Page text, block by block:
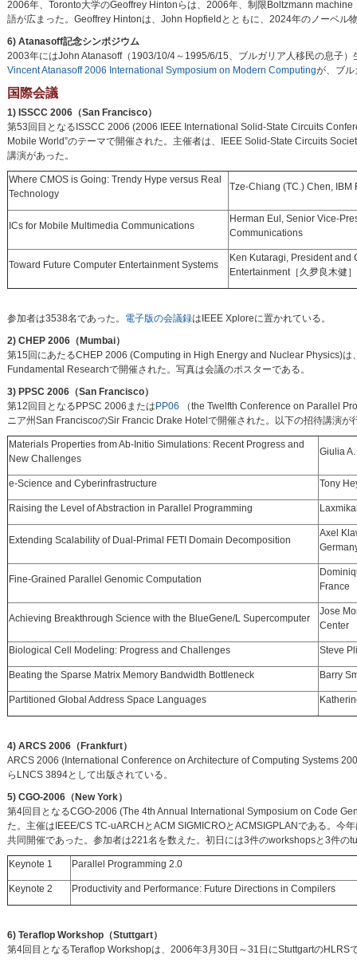
2006年、Toronto大学のGeoffrey Hintonらは、2006年、制限Boltzmann
語が広まった。Geoffrey Hintonは、John Hopfieldとともに、2024年のノーベル
6) Atanasoff記念シンポジウム
2003年にはJohn Atanasoff（1903/10/4～1995/6/15、ブルガリア人移民の息子
Vincent Atanasoff 2006 International Symposium on Modern Computingが、ブ
国際会議
1) ISSCC 2006（San Francisco）
第53回目となるISSCC 2006 (2006 IEEE International Solid-State Circuits
Mobile World”のテーマで開催された。主催者は、IEEE Solid-State Circuits
講演があった。
Where CMOS is Going: Trendy Hype versus Real
Technology
Tze-Chiang (TC.) Chen, IBM
ICs for Mobile Multimedia Communications
Herman Eul, Senior Vice-
Communications
Toward Future Computer Entertainment Systems
Ken Kutaragi, President and
Entertainment［久夛良木健］
参加者は3538名であった。 電子版の会議録はIEEE Xploreに置かれている。
2) CHEP 2006（Mumbai）
第15回にあたるCHEP 2006 (Computing in High Energy and Nuclear Physics)
Fundamental Researchで開催された。写真は会議のポスターである。
3) PPSC 2006（San Francisco）
第12回目となるPPSC 2006または PP06 （the Twelfth Conference on Parallel
ニア州San FranciscoのSir Francic Drake Hotelで開催された。以下の招待講演が
Materials Properties from Ab-Initio Simulations: Recent Progress and
New Challenges
Giulia
e-Science and Cyberinfrastructure Tony
Raising the Level of Abstraction in Parallel Programming
Extending Scalability of Dual-Primal FETI Domain Decomposition
Axel
Fine-Grained Parallel Genomic Computation
France
Achieving Breakthrough Science with the BlueGene/L Supercomputer
Jose
Center
Biological Cell Modeling: Progress and Challenges Steve
Beating the Sparse Matrix Memory Bandwidth Bottleneck Barry
Partitioned Global Address Space Languages
4) ARCS 2006（Frankfurt）
ARCS 2006 (International Conference on Architecture of Computing Systems
らLNCS 3894として出版されている。
5) CGO-2006（New York）
第4回目となるCGO-2006 (The 4th Annual International Symposium on Code
た。主催はIEEE/CS TC-uARCHとACM SIGMICROとACMSIGPLANである。
共同開催であった。参加者は221名を数えた。初日には3件のworkshopsと3件の
Keynote 1 Parallel Programming 2.0
Keynote 2 Productivity and Performance: Future Directions in Compilers
6) Teraflop Workshop（Stuttgart）
第4回目となるTeraflop Workshopは、2006年3月30日～31日にStuttgartの